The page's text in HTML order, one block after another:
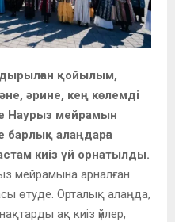
қойылым,
әрине, кең көлемді
Наурыз мейрамын
барлық алаңдарға
киіз үй орнатылды.
мейрамына арналған
өтуде. Орталық алаңда,
ақ киіз үйлер,